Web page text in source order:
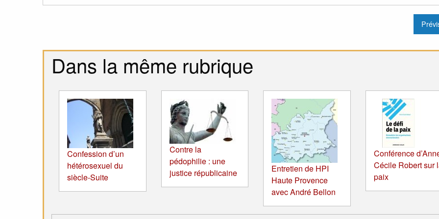
Dans la même rubrique
Confession d’un
hétérosexuel du
siècle-Suite
Contre la
pédophilie : une
justice républicaine
Entretien de HPI
Haute Provence
avec André Bellon
Conférence
Cécile Robert sur
paix